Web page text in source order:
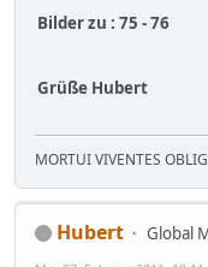
Bilder zu : 75 - 76
Grüße Hubert
MORTUI VIVENTES
Hubert
Global